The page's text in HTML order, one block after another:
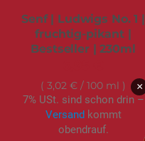
Senf | Ludwigs No. 1 |
fruchtig-pikant |
Bestseller | 230ml
3,02 € / 100 ml
7% USt. sind schon drin –
Versandkommt
obendrauf.
×